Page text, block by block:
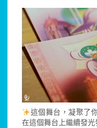
這個舞台，凝聚了
在這個舞台上繼續發光